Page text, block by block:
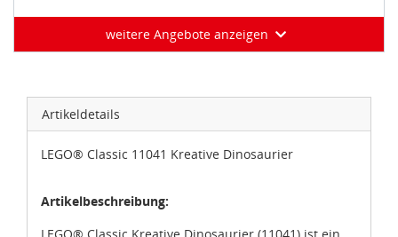
weitere Angebote anzeigen
Artikeldetails
LEGO® Classic 11041 Kreative Dinosaurier
Artikelbeschreibung: